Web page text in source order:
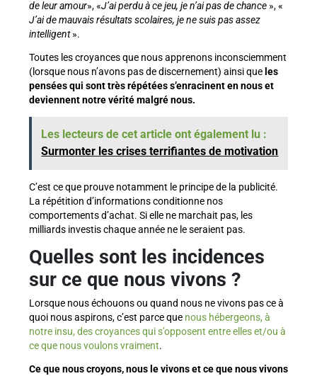
de leur amour», «J’ai perdu à ce jeu, je n’ai pas de chance», «
J’ai de mauvais résultats scolaires, je ne suis pas assez
intelligent».
Toutes les croyances que nous apprenons inconsciemment
(lorsque nous n’avons pas de discernement) ainsi que les
pensées qui sont très répétées s’enracinent en nous et
deviennent notre vérité malgré nous.
Les lecteurs de cet article ont également lu :
Surmonter les crises terrifiantes de motivation
C’est ce que prouve notamment le principe de la publicité.
La répétition d’informations conditionne nos
comportements d’achat. Si elle ne marchait pas, les
milliards investis chaque année ne le seraient pas.
Quelles sont les incidences
sur ce que nous vivons ?
Lorsque nous échouons ou quand nous ne vivons pas ce à
quoi nous aspirons, c’est parce que nous hébergeons, à
notre insu, des croyances qui s’opposent entre elles et/ou à
ce que nous voulons vraiment.
Ce que nous croyons, nous le vivons et ce que nous vivons